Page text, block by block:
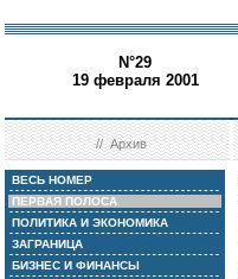
N°29
19 февраля 2001
//Архив
ВЕСЬ НОМЕР
ПЕРВАЯ ПОЛОСА
ПОЛИТИКА И ЭКОНОМИКА
ЗАГРАНИЦА
БИЗНЕС И ФИНАНСЫ